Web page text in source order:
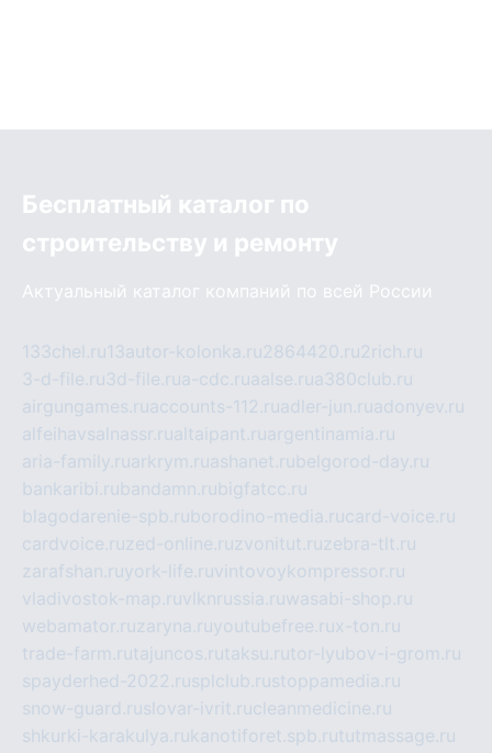
Бесплатный каталог по
строительству и ремонту
Актуальный каталог компаний по всей России
133chel.ru13autor-kolonka.ru2864420.ru2rich.ru
3-d-file.ru3d-file.rua-cdc.ruaalse.rua380club.ru
airgungames.ruaccounts-112.ruadler-jun.ruadonyev.ru
alfeihavsalnassr.rualtaipant.ruargentinamia.ru
aria-family.ruarkrym.ruashanet.rubelgorod-day.ru
bankaribi.rubandamn.rubigfatcc.ru
blagodarenie-spb.ruborodino-media.rucard-voice.ru
cardvoice.ruzed-online.ruzvonitut.ruzebra-tlt.ru
zarafshan.ruyork-life.ruvintovoykompressor.ru
vladivostok-map.ruvlknrussia.ruwasabi-shop.ru
webamator.ruzaryna.ruyoutubefree.rux-ton.ru
trade-farm.rutajuncos.rutaksu.rutor-lyubov-i-grom.ru
spayderhed-2022.rusplclub.rustoppamedia.ru
snow-guard.ruslovar-ivrit.rucleanmedicine.ru
shkurki-karakulya.rukanotiforet.spb.rututmassage.ru